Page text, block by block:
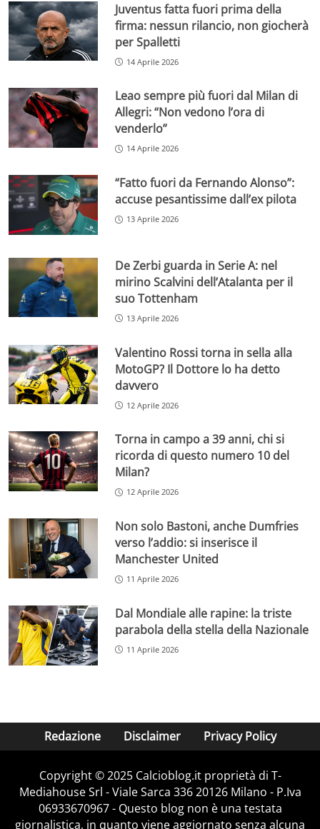
Juventus fatta fuori prima della
firma: nessun rilancio, non giocherà
per Spalletti
14 Aprile 2026
Leao sempre più fuori dal Milan di
Allegri: “Non vedono l’ora di
venderlo”
14 Aprile 2026
“Fatto fuori da Fernando Alonso”:
accuse pesantissime dall’ex pilota
13 Aprile 2026
De Zerbi guarda in Serie A: nel
mirino Scalvini dell’Atalanta per il
suo Tottenham
13 Aprile 2026
Valentino Rossi torna in sella alla
MotoGP? Il Dottore lo ha detto
davvero
12 Aprile 2026
Torna in campo a 39 anni, chi si
ricorda di questo numero 10 del
Milan?
12 Aprile 2026
Non solo Bastoni, anche Dumfries
verso l’addio: si inserisce il
Manchester United
11 Aprile 2026
Dal Mondiale alle rapine: la triste
parabola della stella della Nazionale
11 Aprile 2026
Redazione Disclaimer Privacy Policy
Copyright © 2025 Calcioblog.it proprietà di T-
Mediahouse Srl - Viale Sarca 336 20126 Milano - P.Iva
06933670967 - Questo blog non è una testata
giornalistica, in quanto viene aggiornato senza alcuna